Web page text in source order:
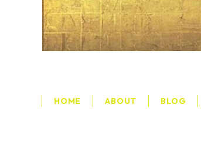
HOME ABOUT BLOG